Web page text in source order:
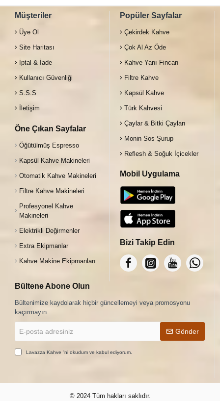
Müşteriler
Üye Ol
Site Haritası
İptal & İade
Kullanıcı Güvenliği
S.S.S
İletişim
Öne Çıkan Sayfalar
Öğütülmüş Espresso
Kapsül Kahve Makineleri
Otomatik Kahve Makineleri
Filtre Kahve Makineleri
Profesyonel Kahve
Makineleri
Elektrikli Değirmenler
Extra Ekipmanlar
Kahve Makine Ekipmanları
Popüler Sayfalar
Çekirdek Kahve
Çok Al Az Öde
Kahve Yanı Fincan
Filtre Kahve
Kapsül Kahve
Türk Kahvesi
Çaylar & Bitki Çayları
Monin Sos Şurup
Reflesh & Soğuk İçicekler
Mobil Uygulama
Bizi Takip Edin
Bültene Abone Olun
Bültenimize kaydolarak hiçbir güncellemeyi veya promosyonu
kaçırmayın.
posta
adresiniz
Gönder
Lavazza Kahve 'ni okudum ve kabul ediyorum.
© 2024 Tüm hakları saklıdır.